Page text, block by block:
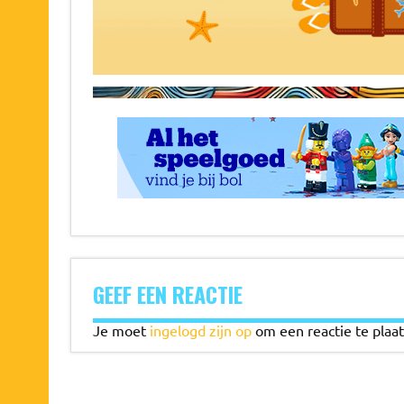
GEEF EEN REACTIE
Je moet ingelogd zijn opom een reactie te